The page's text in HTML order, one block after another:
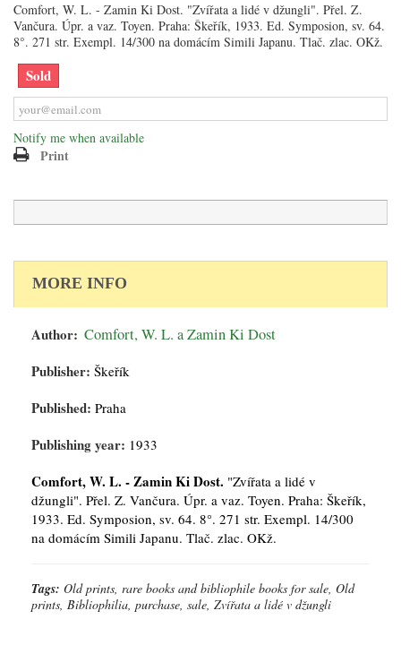
Comfort, W. L. - Zamin Ki Dost. "Zvířata a lidé v džungli". Přel. Z.
Vančura. Úpr. a vaz. Toyen. Praha: Škeřík, 1933. Ed. Symposion, sv. 64.
8°. 271 str. Exempl. 14/300 na domácím Simili Japanu. Tlač. zlac. OKž.
Sold
Notify me when available
Print
MORE INFO
Author: Comfort, W. L. a Zamin Ki Dost
Publisher: Škeřík
Published: Praha
Publishing year: 1933
Comfort, W. L. - Zamin Ki Dost. "Zvířata a lidé v
džungli". Přel. Z. Vančura. Úpr. a vaz. Toyen. Praha: Škeřík,
1933. Ed. Symposion, sv. 64. 8°. 271 str. Exempl. 14/300
na domácím Simili Japanu. Tlač. zlac. OKž.
Tags: Old prints, rare books and bibliophile books for sale, Old
prints, Bibliophilia, purchase, sale, Zvířata a lidé v džungli